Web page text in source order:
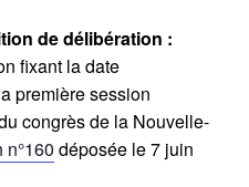
de délibération :
fixant la date
première session
congrès de la Nouvelle-
déposée le 7 juin